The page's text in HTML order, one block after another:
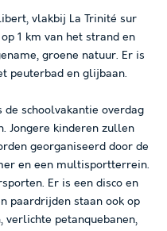
vlakbij La Trinité sur
1 km van het strand en
groene natuur. Er is
peuterbad en glijbaan.
schoolvakantie overdag
Jongere kinderen zullen
georganiseerd door de
en een multisportterrein.
Er is een disco en
paardrijden staan ook op
petanquebanen,